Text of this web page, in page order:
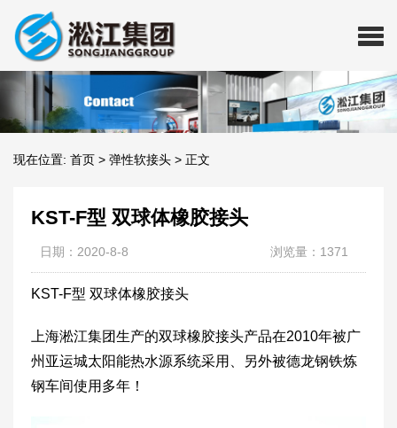
现在位置: 首页 > 弹性软接头 > 正文
KST-F型 双球体橡胶接头
日期：2020-8-8 浏览量：1371
KST-F型 双球体橡胶接头
上海淞江集团生产的双球橡胶接头产品在2010年被广
州亚运城太阳能热水源系统采用、另外被德龙钢铁炼
钢车间使用多年！